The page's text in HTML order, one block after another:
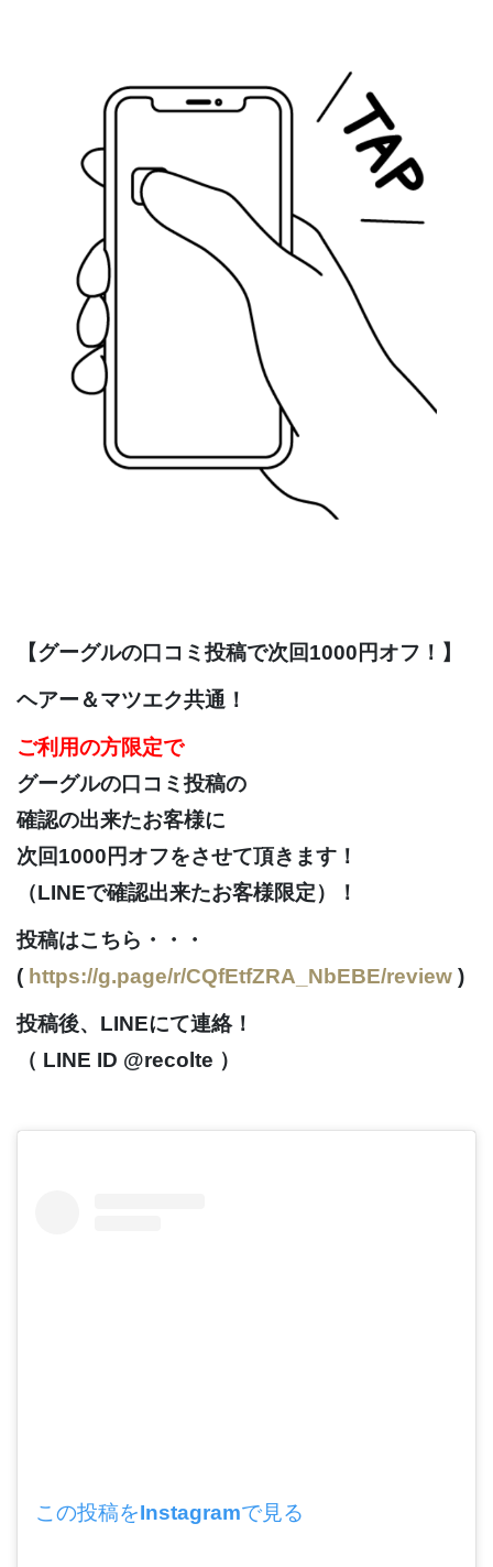
【グーグルの口コミ投稿で次回1000円オフ！】
ヘアー＆マツエク共通！
ご利用の方限定で
グーグルの口コミ投稿の
確認の出来たお客様に
次回1000円オフをさせて頂きます！
（LINEで確認出来たお客様限定）！
投稿はこちら・・・
( https://g.page/r/CQfEtfZRA_NbEBE/review )
投稿後、LINEにて連絡！
（ LINE ID @recolte ）
この投稿をInstagramで見る